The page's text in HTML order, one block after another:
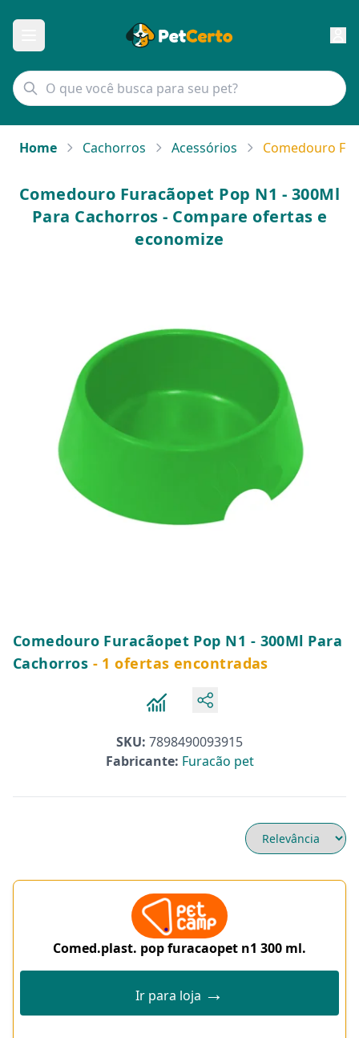
Home Cachorros Acessórios Comedouro
Comedouro Furacãopet Pop N1 - 300Ml
Para Cachorros - Compare ofertas e
economize
Comedouro Furacãopet Pop N1 - 300Ml Para
Cachorros - 1 ofertas encontradas
SKU: 7898490093915
Fabricante: Furacão pet
Comed.plast. pop furacaopet n1 300 ml.
Ir para loja →